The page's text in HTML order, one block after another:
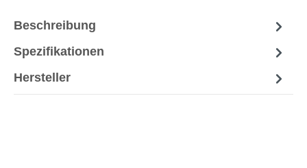
Beschreibung
Spezifikationen
Hersteller